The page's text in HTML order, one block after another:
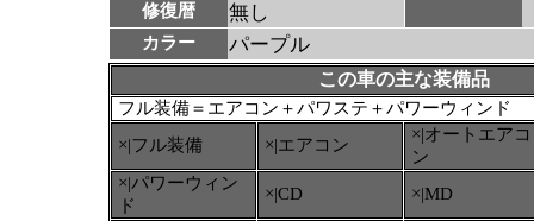
修復暦 無し
カラー パープル
この車の主な装備品
フル装備＝エアコン＋パワステ＋パワーウィンド
×|フル装備
×|エアコン
×|オートエアコ
ン
×|パワーウィン
ド
×|CD ×|MD